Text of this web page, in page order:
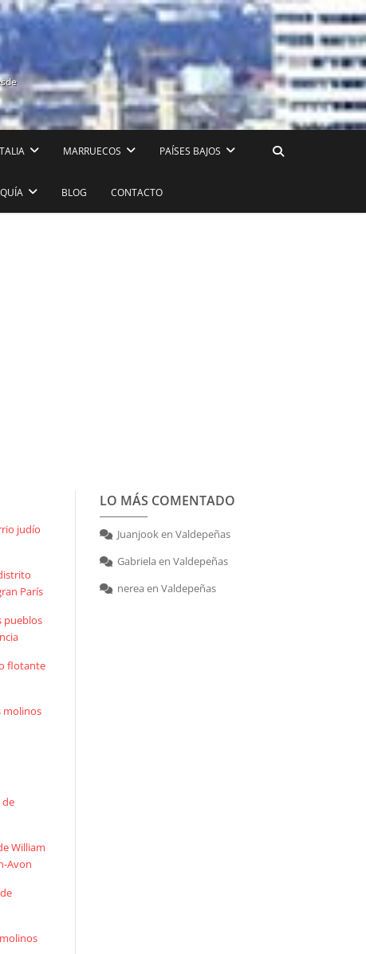
MARRUECOS PAÍSES BAJOS
BLOG CONTACTO
judío
París
pueblos
flotante
molinos
de
William
Avon
LO MÁS COMENTADO
Juanjooken Valdepeñas
Gabriela en Valdepeñas
nerea en Valdepeñas